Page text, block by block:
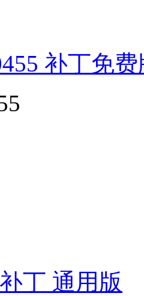
补丁免费
丁 通用版